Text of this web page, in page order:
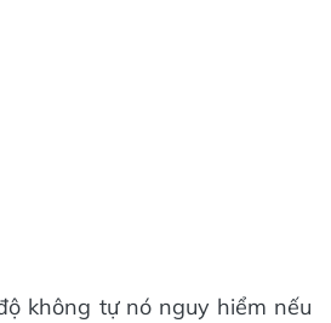
không tự nó nguy hiểm nếu